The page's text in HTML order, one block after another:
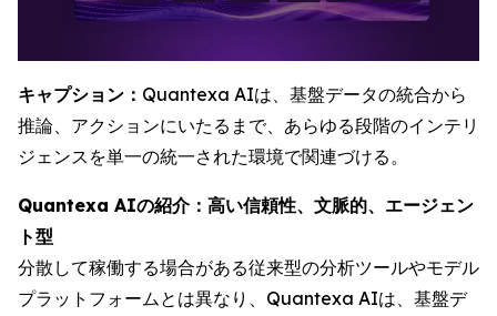
キャプション： Quantexa AIは、基盤データの統合から
推論、アクションにいたるまで、あらゆる段階のインテリ
ジェンスを単一の統一された環境で関連づける。
Quantexa AIの紹介：高い信頼性、文脈的、エージェン
ト型
分散して稼働する場合がある従来型の分析ツールやモデル
プラットフォームとは異なり、Quantexa AIは、基盤デ